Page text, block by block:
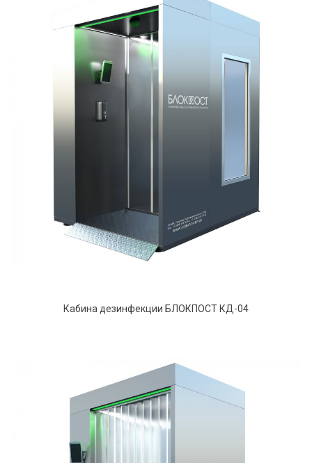
Кабина дезинфекции БЛОКПОСТ КД-04